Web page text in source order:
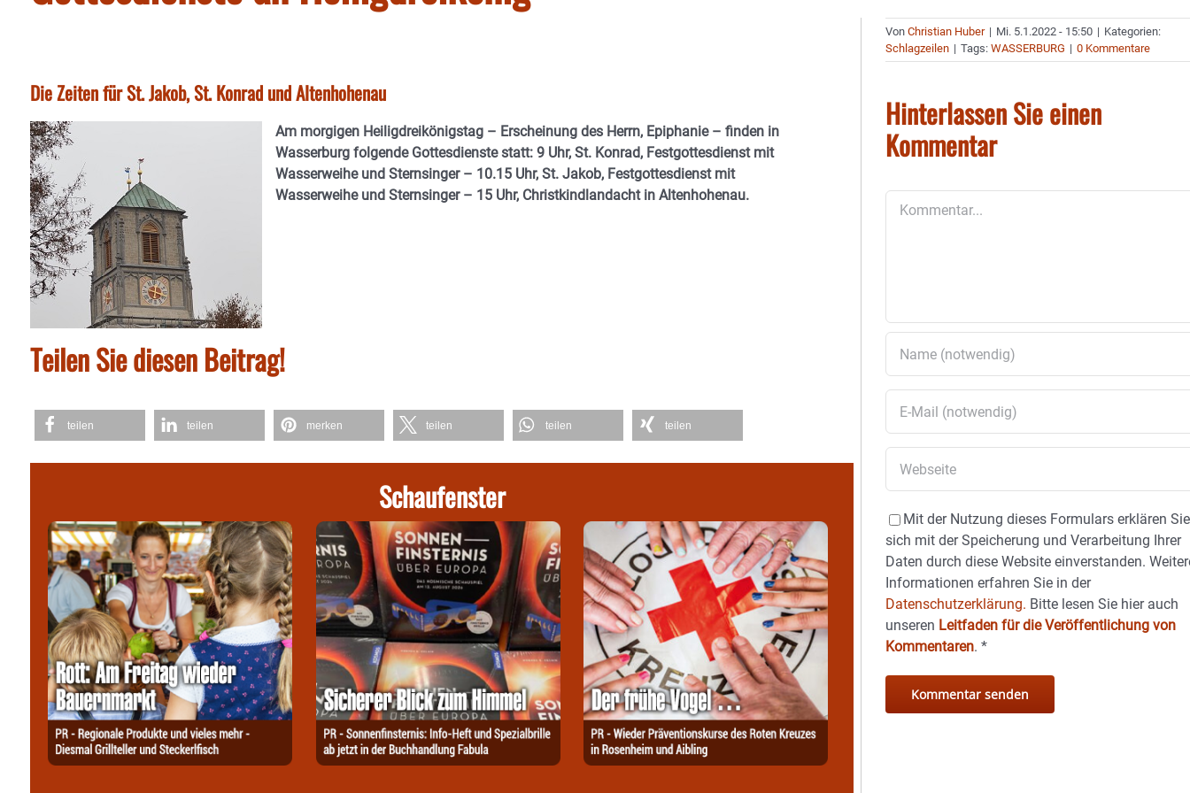
Die Zeiten für St. Jakob, St. Konrad und Altenhohenau
Am morgigen Heiligdreikönigstag – Erscheinung des Herrn, Epiphanie – finden in
Wasserburg folgende Gottesdienste statt: 9 Uhr, St. Konrad, Festgottesdienst mit
Wasserweihe und Sternsinger – 10.15 Uhr, St. Jakob, Festgottesdienst mit
Wasserweihe und Sternsinger – 15 Uhr, Christkindlandacht in Altenhohenau.
Teilen Sie diesen Beitrag!
teilen teilen merken teilen teilen teilen
Schaufenster
VonChristian Huber | Mi. 5.1.2022 - 15:50 | Kategorien:
Schlagzeilen | Tags:WASSERBURG | 0 Kommentare
Hinterlassen Sie einen
Kommentar
Mit der Nutzung dieses Formulars erklären Sie
sich mit der Speicherung und Verarbeitung Ihrer
Daten durch diese Website einverstanden.
Informationen erfahren Sie in der
Datenschutzerklärung. Bitte lesen Sie hier auch
unseren Leitfaden für die Veröffentlichung von
Kommentaren.*